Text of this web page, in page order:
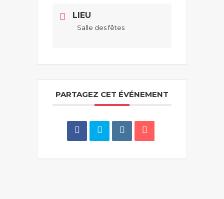
LIEU
Salle des fêtes
PARTAGEZ CET ÉVÉNEMENT